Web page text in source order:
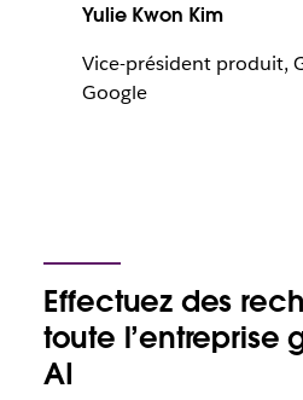
Yulie Kwon Kim
Vice-président produit,
Google
Effectuez des
toute l’entreprise
AI